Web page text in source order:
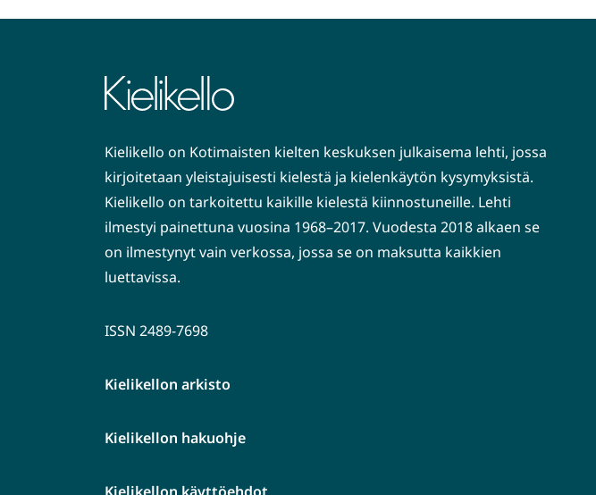
Kielikello on Kotimaisten kielten keskuksen julkaisema lehti, jossa
kirjoitetaan yleistajuisesti kielestä ja kielenkäytön kysymyksistä.
Kielikello on tarkoitettu kaikille kielestä kiinnostuneille. Lehti
ilmestyi painettuna vuosina 1968–2017. Vuodesta 2018 alkaen se
on ilmestynyt vain verkossa, jossa se on maksutta kaikkien
luettavissa.
ISSN 2489-7698
Kielikellon arkisto
Kielikellon hakuohje